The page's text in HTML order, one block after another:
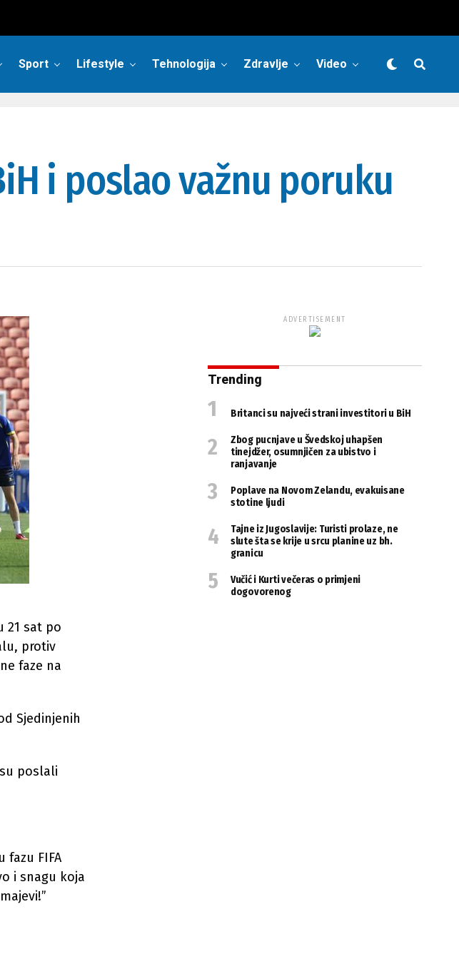
Sport Lifestyle Tehnologija Zdravlje Video
i poslao važnu poruku
21 sat po
protiv
faze na
Sjedinjenih
poslali
FIFA
i snagu koja
ADVERTISEMENT
Trending
Britanci su najveći strani investitori u BiH
Zbog pucnjave u Švedskoj uhapšen
tinejdžer, osumnjičen za ubistvo i
ranjavanje
Poplave na Novom Zelandu, evakuisane
stotine ljudi
Tajne iz Jugoslavije: Turisti prolaze, ne
slute šta se krije u srcu planine uz bh.
granicu
Vučić i Kurti večeras o primjeni
dogovorenog